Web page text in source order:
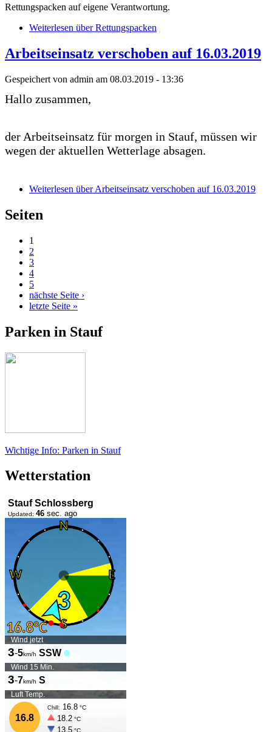
Rettungspacken auf eigene Verantwortung.
Weiterlesen über Rettungspacken
Arbeitseinsatz verschoben auf 16.03.2019
Gespeichert von admin am 08.03.2019 - 13:36
Hallo zusammen,
der Arbeitseinsatz für morgen in Stauf, müssen wir
wegen der aktuellen Wetterlage absagen.
Weiterlesen über Arbeitseinsatz verschoben auf 16.03.2019
Seiten
1
2
3
4
5
nächste Seite ›
letzte Seite »
Parken in Stauf
Wichtige Info: Parken in Stauf
Wetterstation